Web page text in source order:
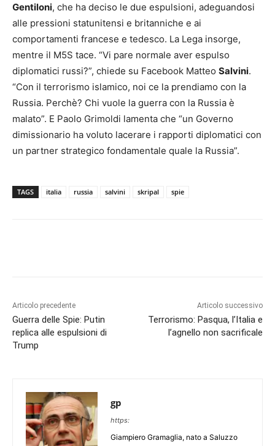
Gentiloni, che ha deciso le due espulsioni, adeguandosi
alle pressioni statunitensi e britanniche e ai
comportamenti francese e tedesco. La Lega insorge,
mentre il M5S tace. “Vi pare normale aver espulso
diplomatici russi?”, chiede su Facebook Matteo Salvini.
“Con il terrorismo islamico, noi ce la prendiamo con la
Russia. Perchè? Chi vuole la guerra con la Russia è
malato”. E Paolo Grimoldi lamenta che “un Governo
dimissionario ha voluto lacerare i rapporti diplomatici con
un partner strategico fondamentale quale la Russia”.
TAGS italia russia salvini skripal spie
Articolo precedente
Guerra delle Spie: Putin
replica alle espulsioni di
Trump
Articolo successivo
Terrorismo: Pasqua, l’Italia e
l’agnello non sacrificale
gp
https:
Giampiero Gramaglia, nato a Saluzzo